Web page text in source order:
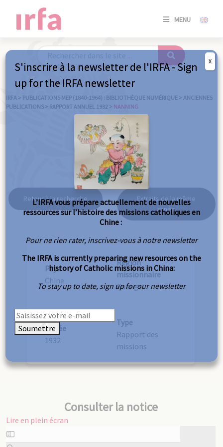
MENU
SE
/
IRFA > PUBLICATIONS MEP (1840-1964) : BIBLIOTHÈQUE NUMÉRIQUE > ANCIENNES
PUBLICATIONS > RAPPORT ANNUEL 1932 > NANNING
Nanning
Retour à la recherche
Extraits de la même
année
Pays
Chine
Région
missionnaire
Guangxi
Année
1932
Type
Rapport des
missions
Consulter la notice
Lire en plein écran
Aller
au
S'inscrire à la newsletter de l'IRFA - Sign
up for the IRFA newsletter
L’IRFA vous prépare actuellement de nouvelles
ressources sur l’histoire des missions catholiques en
Chine :
Pour ne rien rater, inscrivez-vous à notre newsletter
The IRFA is currently preparing new resources on the
history of Catholic missions in China:
To stay up to date, sign up for our newsletter
Soumettre
X